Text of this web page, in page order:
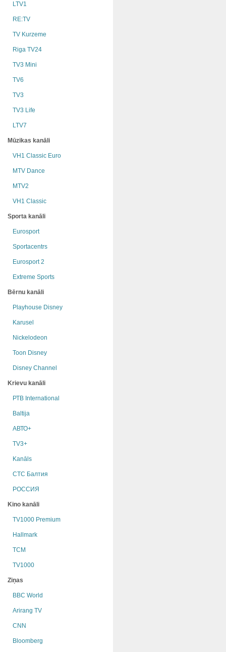
LTV1
RE:TV
TV Kurzeme
Riga TV24
TV3 Mini
TV6
TV3
TV3 Life
LTV7
Mūzikas kanāli
VH1 Classic Euro
MTV Dance
MTV2
VH1 Classic
Sporta kanāli
Eurosport
Sportacentrs
Eurosport 2
Extreme Sports
Bērnu kanāli
Playhouse Disney
Karusel
Nickelodeon
Toon Disney
Disney Channel
Krievu kanāli
РТB International
Baltija
АВТО+
TV3+
Kanāls
СТС Балтия
РОССИЯ
Kino kanāli
TV1000 Premium
Hallmark
TCM
TV1000
Ziņas
BBC World
Arirang TV
CNN
Bloomberg